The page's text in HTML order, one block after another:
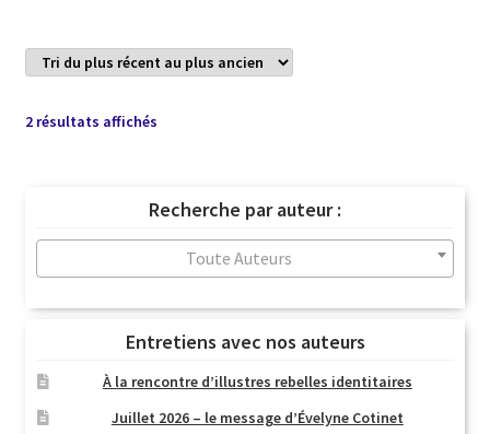
2 résultats affichésTrié
au
plus
ancien
Recherche par auteur :
Toute Auteurs
Entretiens avec nos auteurs
À la rencontre d’illustres rebelles identitaires
Juillet 2026 – le message d’Évelyne Cotinet